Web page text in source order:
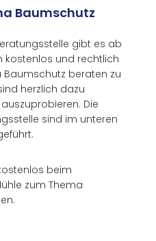
Baumschutz
gibt es ab
kostenlos und rechtlich
beraten zu
herzlich dazu
Die
sind im unteren
beim
zum Thema